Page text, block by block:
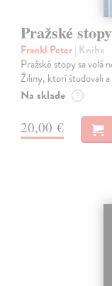
Pražské stopy
Frankl Peter| Kniha
Pražské stopy sa volá
Žiliny, ktorí študovali
Na sklade ?
20,00 €